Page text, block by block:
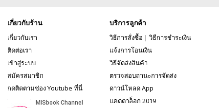
เกี่ยวกับร้าน
เกี่ยวกับเรา
ติดต่อเรา
เข้าสู่ระบบ
สมัครสมาชิก
กดติดตามช่อง Youtube ที่นี่
บริการลูกค้า
วิธีการสั่งซื้อ | วิธีการชำระเงิน
แจ้งการโอนเงิน
วิธีจัดส่งสินค้า
ตรวจสอบถานะการจัดส่ง
ดาวน์โหลด App
แคตตาล็อก 2019